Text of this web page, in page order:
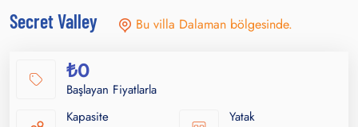
Secret Valley Bu villa Dalaman bölgesinde.
₺0
Başlayan Fiyatlarla
Kapasite
Yatak